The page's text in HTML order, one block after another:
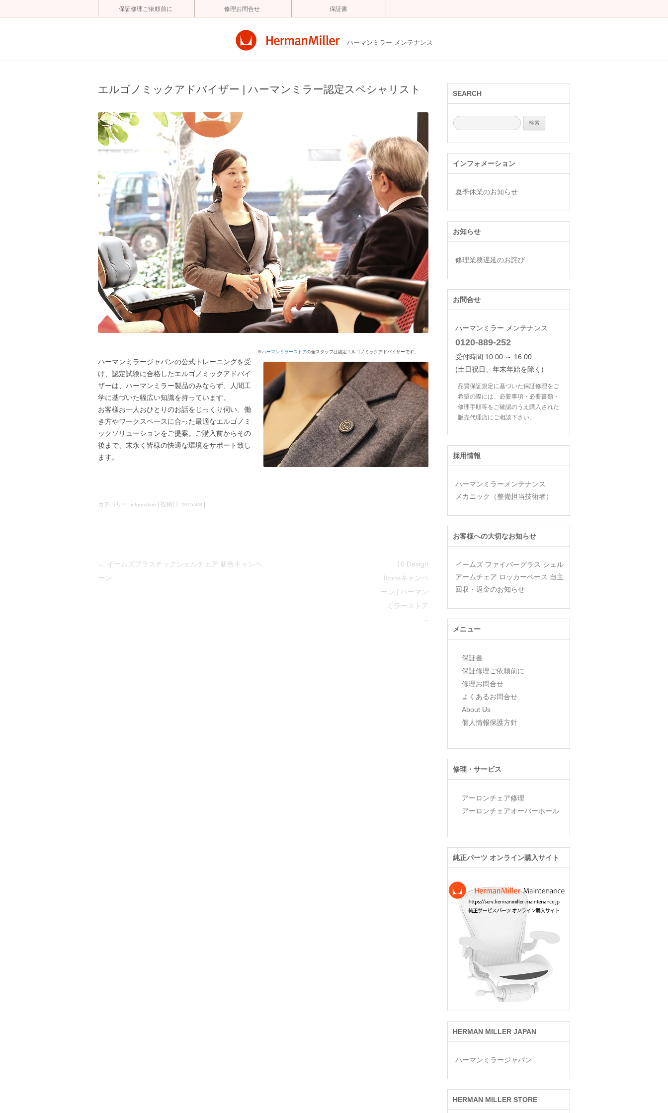
ハーマンミラー メンテナンス
ン
テ
へ
ス
保証修理ご依頼前に 修理お問合せ 保証書
エルゴノミックアドバイザー | ハーマンミラー認定スペシャリスト
※ハーマンミラーストアの全スタッフは認定エルゴノミックアドバイザーです。
ハーマンミラージャパンの公式トレーニングを受
け、認定試験に合格したエルゴノミックアドバイ
ザーは、ハーマンミラー製品のみならず、人間工
学に基づいた幅広い知識を持っています。
お客様お一人おひとりのお話をじっくり伺い、働
き方やワークスペースに合った最適なエルゴノミ
ックソリューションをご提案。ご購入前からその
後まで、末永く皆様の快適な環境をサポート致し
ます。
カテゴリー: information | 投稿日: 2015/4/8 |
投
← イームズプラスチックシェルチェア 新色キャンペ
ーン
10 Design
Iconsキャンペ
ーン | ハーマン
ミラーストア
→
SEARCH
検
インフォメーション
夏季休業のお知らせ
お知らせ
修理業務遅延のお詫び
お問合せ
ハーマンミラー メンテナンス
0120-889-252
受付時間 10:00 ～ 16:00
(土日祝日、年末年始を除く)
品質保証規定に基づいた保証修理をご
希望の際には、必要事項・必要書類・
修理手順等をご確認のうえ購入された
販売代理店にご相談下さい。
採用情報
ハーマンミラーメンテナンス
メカニック（整備担当技術者）
お客様への大切なお知らせ
イームズ ファイバーグラス シェル
アームチェア ロッカーベース 自主
回収・返金のお知らせ
メニュー
保証書
保証修理ご依頼前に
修理お問合せ
よくあるお問合せ
About Us
個人情報保護方針
修理・サービス
アーロンチェア修理
アーロンチェアオーバーホール
純正パーツ オンライン購入サイト
HERMAN MILLER JAPAN
ハーマンミラージャパン
HERMAN MILLER STORE